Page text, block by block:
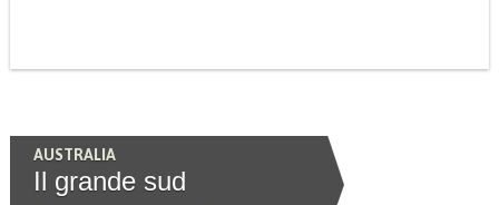
AUSTRALIA
Il grande sud